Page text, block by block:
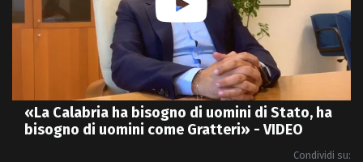
«La Calabria ha bisogno di uomini di Stato, ha
bisogno di uomini come Gratteri» - VIDEO
Condividi su: